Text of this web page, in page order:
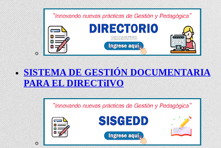
SISTEMA DE GESTIÓN DOCUMENTARIA
PARA EL DIRECTiIVO